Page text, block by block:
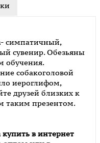
- симпатичный,
сувенир. Обезьяны
обучения.
собакоголовой
иероглифом,
друзей близких к
таким презентом.
купить в интернет